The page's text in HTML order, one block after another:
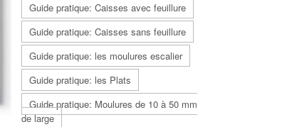
Guide pratique: Caisses avec feuillure
Guide pratique: Caisses sans feuillure
Guide pratique: les moulures escalier
Guide pratique: les Plats
Guide pratique: Moulures de 10 à 50 mm
de large